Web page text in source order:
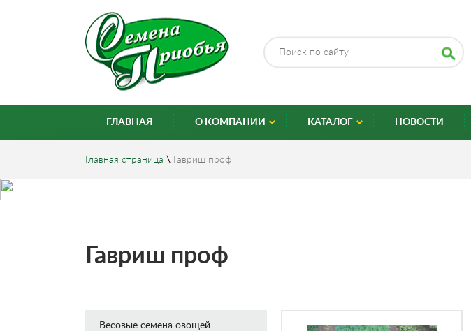
ГЛАВНАЯ О КОМПАНИИ КАТАЛОГ НОВОСТИ
Главная страница \ Гавриш проф
Гавриш проф
Весовые семена овощей